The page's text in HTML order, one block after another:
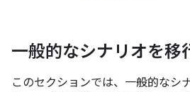
一般的なシナリオを移
このセクションでは、一般的なシ